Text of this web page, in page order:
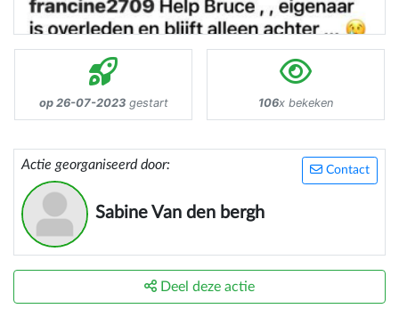
op 26-07-2023gestart 106x bekeken
Contact
Actie georganiseerd door:
Sabine Van den bergh
Deel deze actie